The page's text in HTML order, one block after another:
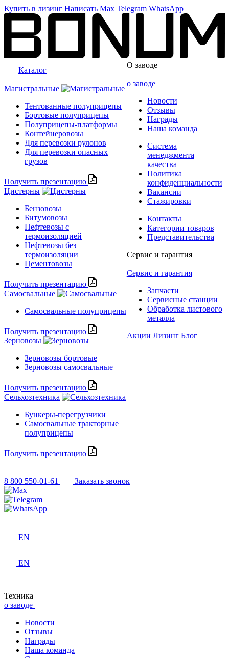
Купить в лизинг Написать Max Telegram WhatsApp
Каталог
Магистральные
Тентованные полуприцепы
Бортовые полуприцепы
Полуприцепы-платформы
Контейнеровозы
Для перевозки рулонов
Для перевозки опасных
грузов
Получить презентацию
Цистерны
Бензовозы
Битумовозы
Нефтевозы с
термоизоляцией
Нефтевозы без
термоизоляции
Цементовозы
Получить презентацию
Самосвальные
Самосвальные полуприцепы
Получить презентацию
Зерновозы
Зерновозы бортовые
Зерновозы самосвальные
Получить презентацию
Сельхозтехника
Бункеры-перегрузчики
Самосвальные тракторные
полуприцепы
Получить презентацию
О заводе
о заводе
Новости
Отзывы
Награды
Наша команда
Система
менеджмента
качества
Политика
конфиденциальности
Вакансии
Стажировки
Контакты
Категории товаров
Представительства
Сервис и гарантия
Сервис и гарантия
Запчасти
Сервисные станции
Обработка листового
металла
Акции Лизинг Блог
8 800 550-01-61 Заказать звонок
EN
EN
Техника
о заводе
Новости
Отзывы
Награды
Наша команда